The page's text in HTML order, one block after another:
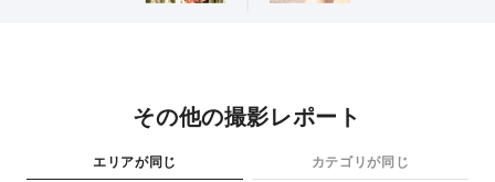
その他の撮影レポート
エリアが同じ カテゴリが同じ